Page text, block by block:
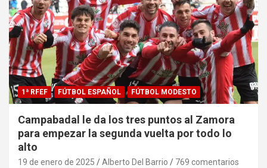
1ª RFEF FÚTBOL ESPAÑOL FÚTBOL MODESTO
Campabadal le da los tres puntos al Zamora
para empezar la segunda vuelta por todo lo
alto
19 de enero de 2025 Alberto Del Barrio 769 comentarios